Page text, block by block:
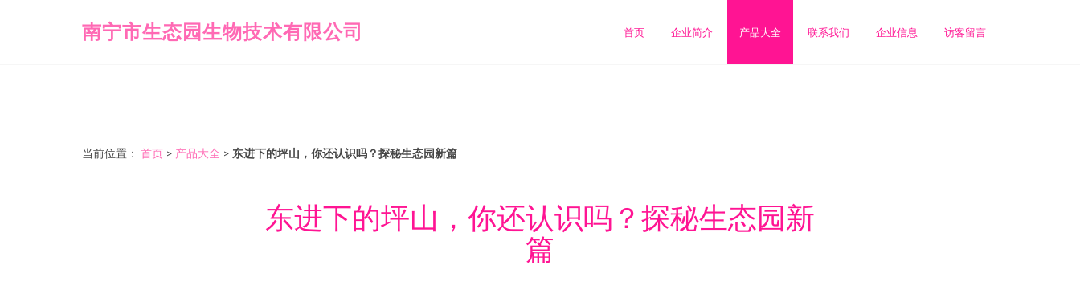
南宁市生态园生物技术有限公司 首页 企业简介 产品大全 联系我们 企业信息 访客留言
当前位置： 首页 > 产品大全 > 东进下的坪山，你还认识吗？探秘生态园新篇
东进下的坪山，你还认识吗？探秘生态园新
篇